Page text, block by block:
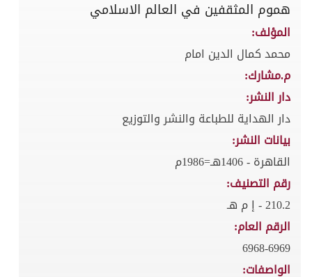
هموم المثقفين في العالم الاسلامي
المؤلف:
محمد كمال الدين امام
م.مشارك:
دار النشر:
دار الهداية للطباعة والنشر والتوزيع
بيانات النشر:
القاهرة - 1406هـ=1986م
رقم التصنيف:
210.2 - إ م هـ
الرقم العام:
6968-6969
الواصفات: